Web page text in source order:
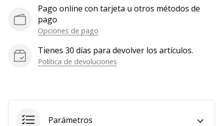
artículos
Pago online con tarjeta u otros métodos de
pago
Opciones de pago
Tienes 30 días para devolver los artículos.
Política de devoluciones
Parámetros